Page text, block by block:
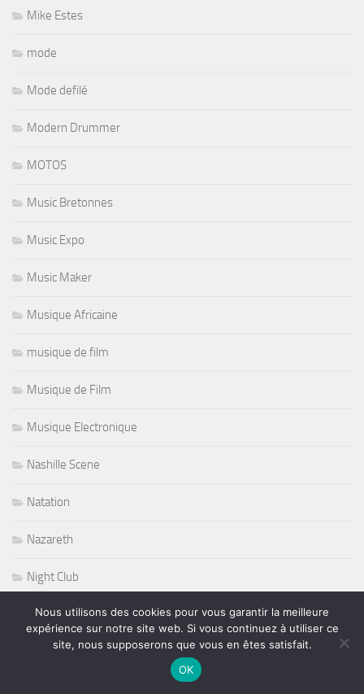
Mike Estes
mode
Mode defilé
Modern Drummer
MOTOS
Music Bretonnes
Music Expo
Music Maker
Musique Africaine
musique de film
Musique de Film
Musique Electronique
Nashille Scene
Natation
Nazareth
Night Club
Non classé
Norbert Krief
Nous utilisons des cookies pour vous garantir la meilleure
expérience sur notre site web. Si vous continuez à utiliser ce
site, nous supposerons que vous en êtes satisfait.
OK